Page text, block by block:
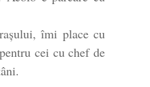
îmi place cu
cei cu chef de